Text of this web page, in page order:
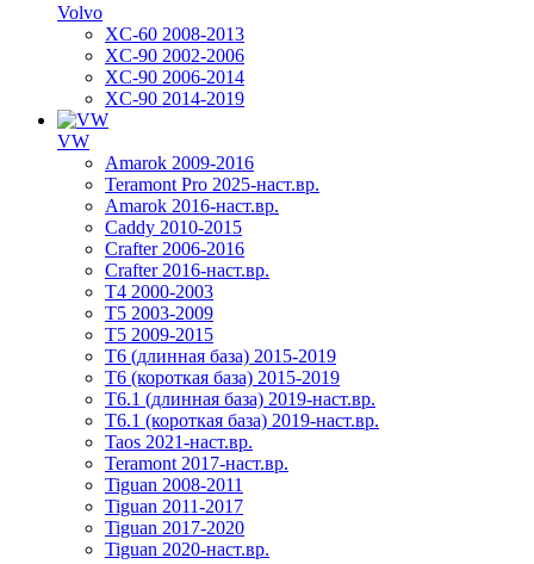
Volvo
XC-60 2008-2013
XC-90 2002-2006
XC-90 2006-2014
XC-90 2014-2019
VW
Amarok 2009-2016
Teramont Pro 2025-наст.вр.
Amarok 2016-наст.вр.
Caddy 2010-2015
Crafter 2006-2016
Crafter 2016-наст.вр.
T4 2000-2003
T5 2003-2009
T5 2009-2015
T6 (длинная база) 2015-2019
Т6 (короткая база) 2015-2019
T6.1 (длинная база) 2019-наст.вр.
T6.1 (короткая база) 2019-наст.вр.
Taos 2021-наст.вр.
Teramont 2017-наст.вр.
Tiguan 2008-2011
Tiguan 2011-2017
Tiguan 2017-2020
Tiguan 2020-наст.вр.